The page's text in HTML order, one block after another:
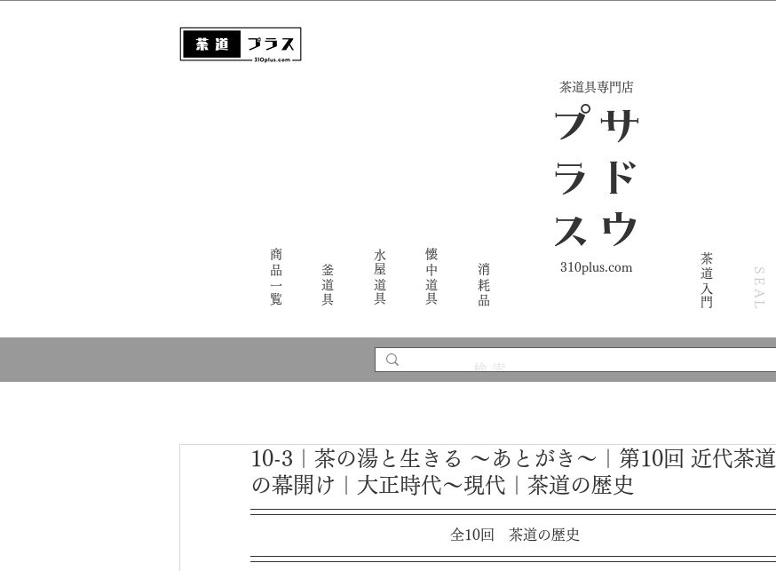
​茶道具専門店
商品一覧 釜道具 水屋道具 懐中道具 消耗品
サ
ド
ウ
プ
ラ
ス
310plus.com 茶道入門 SEAL
10-3｜茶の湯と生きる ～あとがき～｜第10回 近代茶道
の幕開け｜大正時代～現代｜茶道の歴史
全10回　茶道の歴史